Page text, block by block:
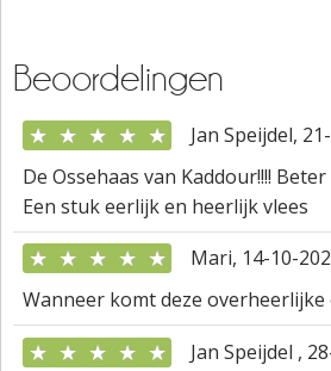
Beoordelingen
★ ★ ★ ★ ★
Jan Speijdel,
De Ossehaas van Kaddour!!!!
Een stuk eerlijk en heerlijk vlees
★ ★ ★ ★ ★
Mari, 14-10-
Wanneer komt deze overheerlijke
★ ★ ★ ★ ★
Jan Speijdel ,